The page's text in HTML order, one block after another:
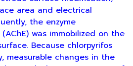
area and electrical
the enzyme
was immobilized on the
Because chlorpyrifos
measurable changes in the